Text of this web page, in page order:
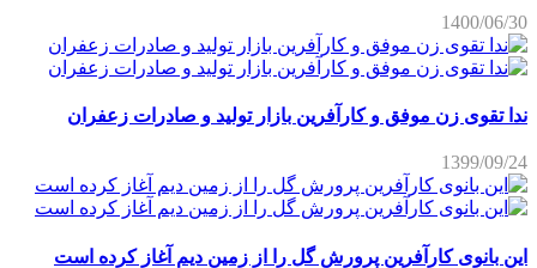
1400/06/30
ندا تقوی زن موفق و کارآفرین بازار تولید و صادرات زعفران
1399/09/24
این بانوی کارآفرین پرورش گل را از زمین دیم آغاز کرده است